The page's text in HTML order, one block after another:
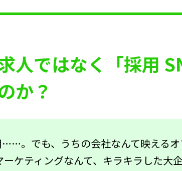
人ではなく「採用
か？
……。でも、うちの会社なんて映える
ーケティングなんて、キラキラした大